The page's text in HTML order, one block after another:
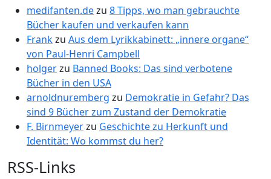
medifanten.dezu 8 Tipps, wo man gebrauchte
Bücher kaufen und verkaufen kann
Frankzu Aus dem Lyrikkabinett: „innere organe“
von Paul-Henri Campbell
holgerzu Banned Books: Das sind verbotene
Bücher in den USA
arnoldnuremberg zu Demokratie in Gefahr? Das
sind 9 Bücher zum Zustand der Demokratie
F. Birnmeyerzu Geschichte zu Herkunft und
Identität: Wo kommst du her?
RSS-Links